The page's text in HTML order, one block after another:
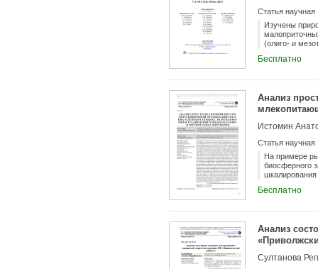
Статья научная
Изучены
(олиго- и
притоком на
выделяются
Бесплатно
Анализ
Истомин
Статья научная
На примере
биосферного
шкалирования
половозрелые
в год
животные
рыжей
обусловлена
Бесплатно
Анализ
Султанова